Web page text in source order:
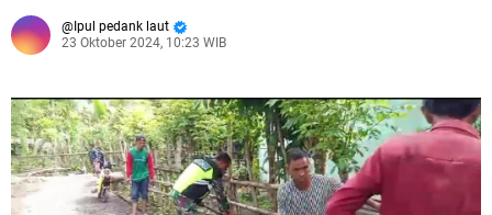
Ipul pedank laut
23 Oktober 2024, 10:23 WIB